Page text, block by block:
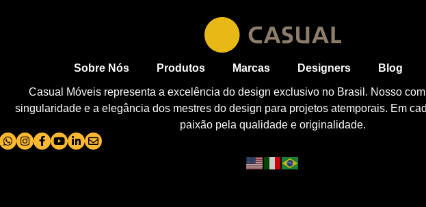
Sobre Nós Produtos Marcas Designers Blog
Casual Móveis representa a excelência do design exclusivo no Brasil. Nosso
singularidade e a elegância dos mestres do design para projetos atemporais. Em
paixão pela qualidade e originalidade.